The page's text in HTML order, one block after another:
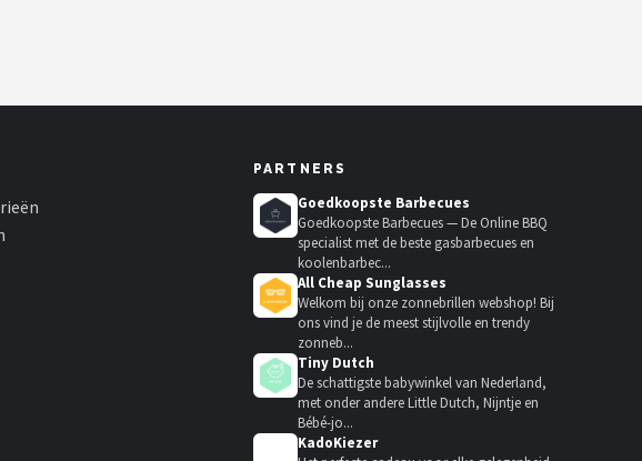
PARTNERS
Goedkoopste Barbecues
Goedkoopste Barbecues — De Online BBQ
specialist met de beste gasbarbecues en
koolenbarbec...
All Cheap Sunglasses
Welkom bij onze zonnebrillen webshop! Bij
ons vind je de meest stijlvolle en trendy
zonneb...
Tiny Dutch
De schattigste babywinkel van Nederland,
met onder andere Little Dutch, Nijntje en
Bébé-jo...
KadoKiezer